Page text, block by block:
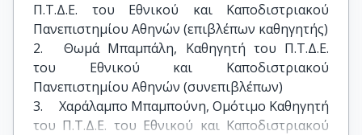
Π.Τ.Δ.Ε. του Εθνικού και Καποδιστριακού
Πανεπιστημίου Αθηνών (επιβλέπων καθηγητής)
2.	Θωμά Μπαμπάλη, Καθηγητή του Π.Τ.Δ.Ε.
του Εθνικού και Καποδιστριακού
Πανεπιστημίου Αθηνών (συνεπιβλέπων)
3.	Χαράλαμπο Μπαμπούνη, Ομότιμο Καθηγητή
του Π.Τ.Δ.Ε. του Εθνικού και Καποδιστριακού